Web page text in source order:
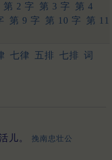
第 2 字 第 3 字
第 4
第 9 字 第 10 字
第 11
七律 五排 七排 词
儿。
挽南忠壮公